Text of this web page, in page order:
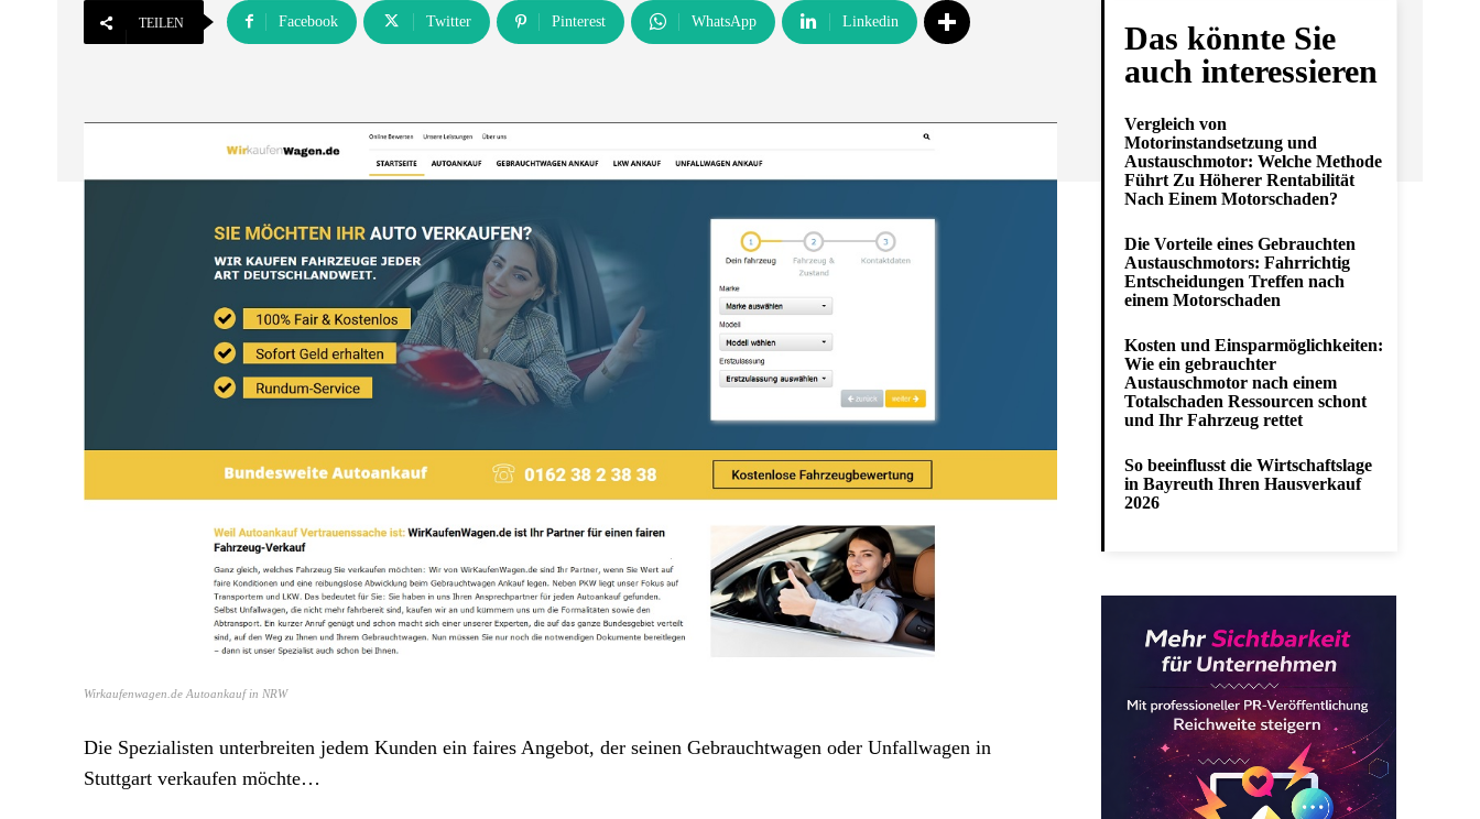
TEILEN Facebook Twitter Pinterest WhatsApp Linkedin
Wirkaufenwagen.de Autoankauf in NRW
Die Spezialisten unterbreiten jedem Kunden ein faires Angebot, der seinen Gebrauchtwagen oder Unfallwagen in
Stuttgart verkaufen möchte…
Das könnte Sie
auch interessieren
Vergleich von
Motorinstandsetzung und
Austauschmotor: Welche Methode
Führt Zu Höherer Rentabilität
Nach Einem Motorschaden?
Die Vorteile eines Gebrauchten
Austauschmotors: Fahrrichtig
Entscheidungen Treffen nach
einem Motorschaden
Kosten und Einsparmöglichkeiten:
Wie ein gebrauchter
Austauschmotor nach einem
Totalschaden Ressourcen schont
und Ihr Fahrzeug rettet
So beeinflusst die Wirtschaftslage
in Bayreuth Ihren Hausverkauf
2026